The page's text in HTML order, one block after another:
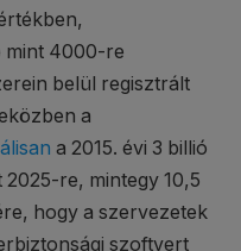
mint 4000-re
belül regisztrált
a
a 2015. évi 3 billió
re, mintegy 10,5
hogy a szervezetek
szoftvert